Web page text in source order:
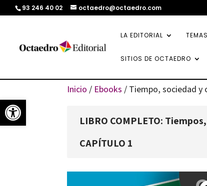
Abrir barra de herramientas
93 246 40 02 octaedro@octaedro.com
LA EDITORIAL TEMAS
SITIOS DE OCTAEDRO
Inicio / Ebooks / Tiempo, sociedad y
LIBRO COMPLETO:
CAPÍTULO 1